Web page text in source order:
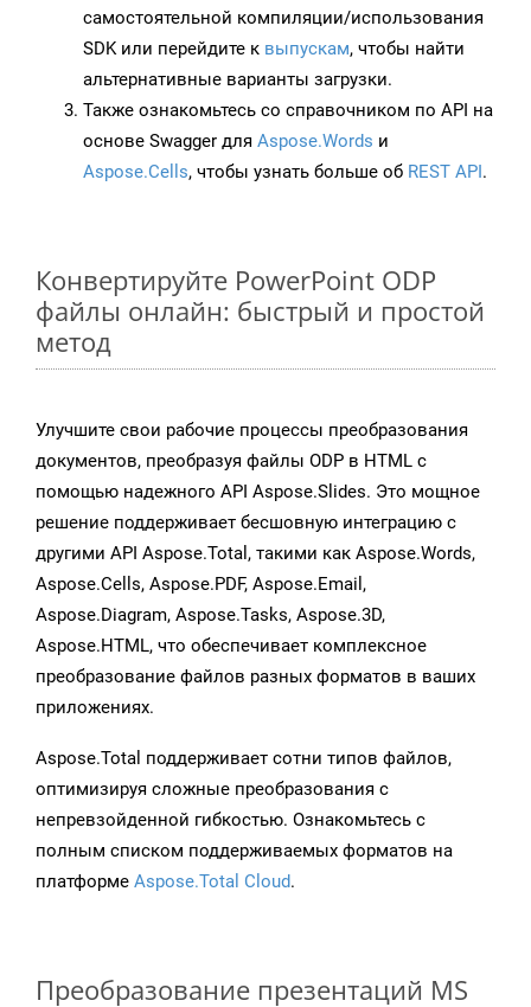
самостоятельной компиляции/использования
SDK или перейдите к выпускам, чтобы найти
альтернативные варианты загрузки.
Также ознакомьтесь со справочником по API на
основе Swagger для Aspose.Words и
Aspose.Cells, чтобы узнать больше об REST API.
Конвертируйте PowerPoint ODP
файлы онлайн: быстрый и простой
метод
Улучшите свои рабочие процессы преобразования
документов, преобразуя файлы ODP в HTML с
помощью надежного API Aspose.Slides. Это мощное
решение поддерживает бесшовную интеграцию с
другими API Aspose.Total, такими как Aspose.Words,
Aspose.Cells, Aspose.PDF, Aspose.Email,
Aspose.Diagram, Aspose.Tasks, Aspose.3D,
Aspose.HTML, что обеспечивает комплексное
преобразование файлов разных форматов в ваших
приложениях.
Aspose.Total поддерживает сотни типов файлов,
оптимизируя сложные преобразования с
непревзойденной гибкостью. Ознакомьтесь с
полным списком поддерживаемых форматов на
платформе Aspose.Total Cloud.
Преобразование презентаций MS